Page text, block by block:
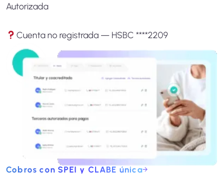
Autorizada
Cuenta no registrada — HSBC ****2209
Cobros con SPEI y CLABE única